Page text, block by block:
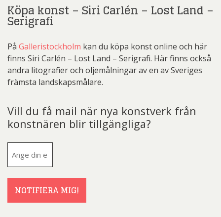
Köpa konst – Siri Carlén – Lost Land –
Serigrafi
På Galleristockholm kan du köpa konst online och här
finns Siri Carlén – Lost Land – Serigrafi. Här finns också
andra litografier och oljemålningar av en av Sveriges
främsta landskapsmålare.
Vill du få mail när nya konstverk från
konstnären blir tillgängliga?
NOTIFIERA MIG!